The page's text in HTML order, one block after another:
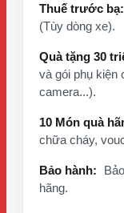
Thuế trước bạ:
(Tùy dòng xe).
Quà tặng 30
và gói phụ kiện
camera...).
10 Món quà
chữa cháy,
Bảo hành:
hãng.